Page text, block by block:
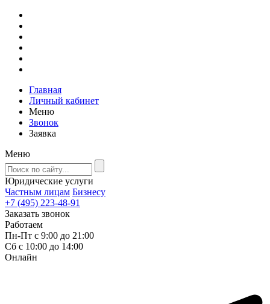
Главная
Личный кабинет
Меню
Звонок
Заявка
Меню
Юридические услуги
Частным лицам Бизнесу
+7 (495) 223-48-91
Заказать звонок
Работаем
Пн-Пт с 9:00 до 21:00
Сб с 10:00 до 14:00
Онлайн